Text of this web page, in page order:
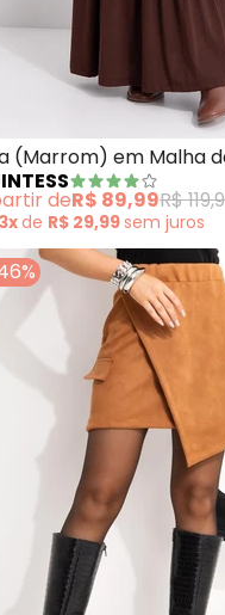
(Branca) Curta
(Marrom) em Malha
deR$ 89,99R$
3xde R$ 29,99sem juros